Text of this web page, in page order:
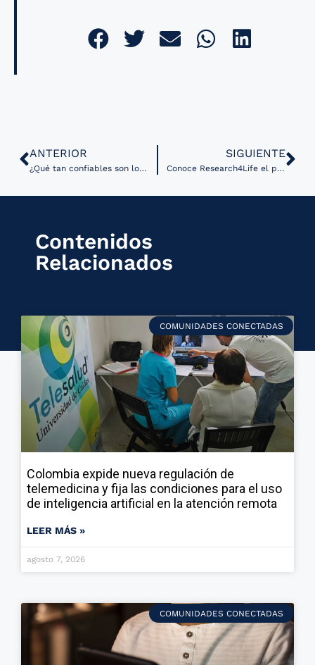
ANTERIOR
¿Qué tan confiables son los modelos de IA en salud?
SIGUIENTE
Conoce Research4Life el programa de alfabetización de la OMS
Contenidos
Relacionados
COMUNIDADES CONECTADAS
Colombia expide nueva regulación de
telemedicina y fija las condiciones para el uso
de inteligencia artificial en la atención remota
LEER MÁS »
agosto 7, 2026
COMUNIDADES CONECTADAS